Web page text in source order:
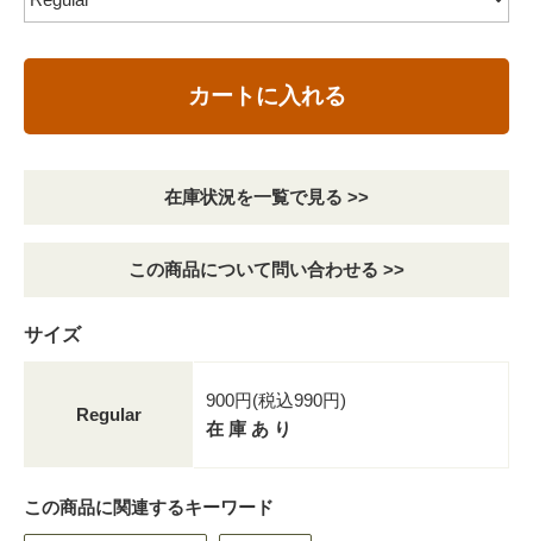
カートに入れる
在庫状況を一覧で見る >>
この商品について問い合わせる >>
サイズ
Regular
900円(税込990円)
在 庫 あ り
この商品に関連するキーワード